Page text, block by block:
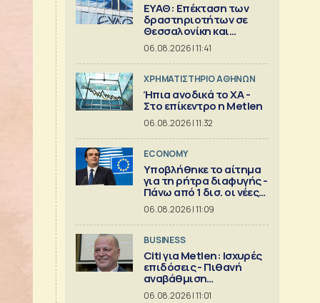
ΕΥΑΘ: Επέκταση των
δραστηριοτήτων σε
Θεσσαλονίκη και
Χαλκιδική
06.08.2026 | 11:41
XΡΗΜΑΤΙΣΤΗΡΙΟ ΑΘΗΝΩΝ
Ήπια ανοδικά το ΧΑ -
Στο επίκεντρο η Metlen
06.08.2026 | 11:32
ECONOMY
Υποβλήθηκε το αίτημα
για τη ρήτρα διαφυγής -
Πάνω από 1 δισ. οι νέες
επενδύσεις
06.08.2026 | 11:09
BUSINESS
Citi για Metlen: Ισχυρές
επιδόσεις - Πιθανή
αναβάθμιση
προβλέψεων
06.08.2026 | 11:01